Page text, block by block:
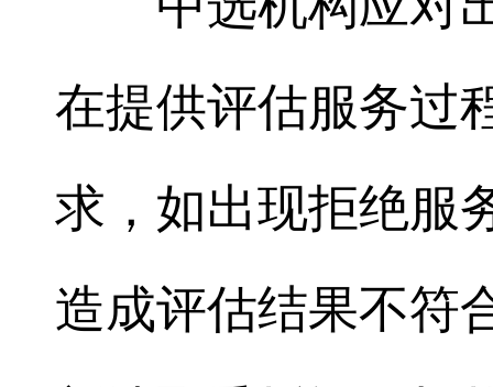
在提供评估服务过
求，如出现拒绝服
造成评估结果不符